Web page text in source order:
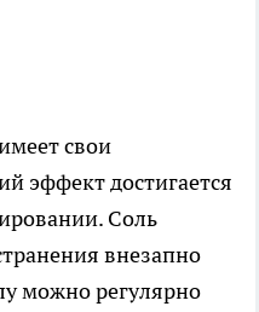
свои
эффект достигается
Соль
внезапно
можно регулярно